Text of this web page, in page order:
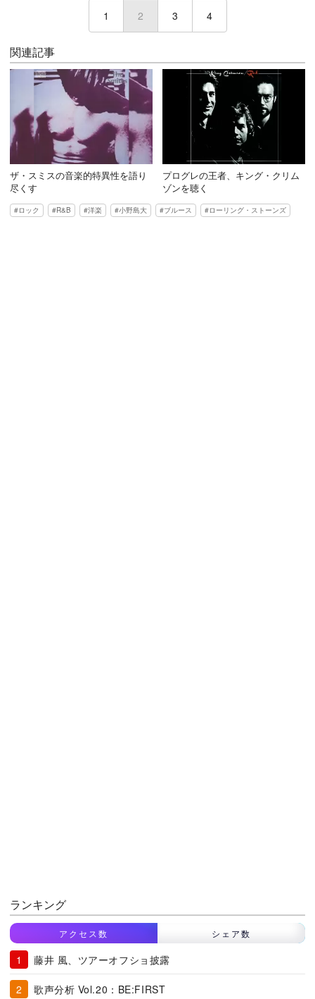
1 2 (current)
3 4
関連記事
ザ・スミスの音楽的特異性を語り
尽くす
プログレの王者、キング・クリム
ゾンを聴く
ロック R&B 洋楽 小野島大 ブルース ローリング・ストーンズ
ランキング
アクセス数 シェア数
藤井 風、ツアーオフショ披露
歌声分析 Vol.20：BE:FIRST